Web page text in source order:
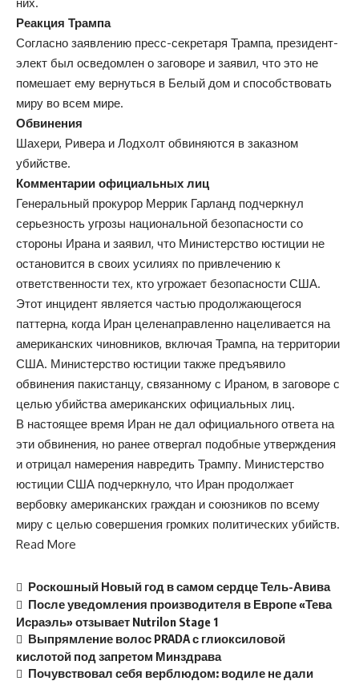
Реакция Трампа
Согласно заявлению пресс-секретаря Трампа, президент-
элект был осведомлен о заговоре и заявил, что это не
помешает ему вернуться в Белый дом и способствовать
миру во всем мире.
Обвинения
Шахери, Ривера и Лодхолт обвиняются в заказном
убийстве.
Комментарии официальных лиц
Генеральный прокурор Меррик Гарланд подчеркнул
серьезность угрозы национальной безопасности со
стороны Ирана и заявил, что Министерство юстиции не
остановится в своих усилиях по привлечению к
ответственности тех, кто угрожает безопасности США.
Этот инцидент является частью продолжающегося
паттерна, когда Иран целенаправленно нацеливается на
американских чиновников, включая Трампа, на территории
США. Министерство юстиции также предъявило
обвинения пакистанцу, связанному с Ираном, в заговоре с
целью убийства американских официальных лиц.
В настоящее время Иран не дал официального ответа на
эти обвинения, но ранее отвергал подобные утверждения
и отрицал намерения навредить Трампу. Министерство
юстиции США подчеркнуло, что Иран продолжает
вербовку американских граждан и союзников по всему
миру с целью совершения громких политических убийств.
Read More
Роскошный Новый год в самом сердце Тель-Авива
После уведомления производителя в Европе «Тева
Исраэль» отзывает Nutrilon Stage 1
Выпрямление волос PRADA с глиоксиловой
кислотой под запретом Минздрава
Почувствовал себя верблюдом: водиле не дали